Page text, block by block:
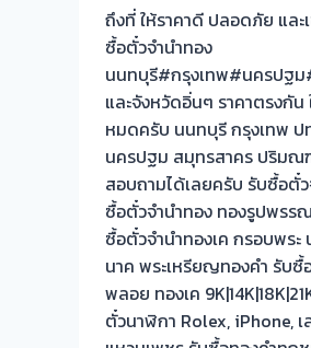
ถึงที่ ให้ราคาดี ปลอดภัย และ
ซื้อตั๋วจำนำทอง
นนทบุรี#กรุงเทพ#นครปฐ
และจังหวัดอิ่นๆ ราคาตรงกัน
หมดครับ นนทบุรี กรุงเทพ ป
นครปฐม สมุทรสาคร ปริมณ
สอบถามได้เลยครับ รับซื้อตั๋
ซื้อตั๋วจำนำทอง ทองรูปพรร
ซื้อตั๋วจำนำทองเค กรอบพระ
นาค พระเหรียญทองคำ รับซื้
พลอย ทองเค
ตั๋วนาฬิกา Rolex, iPhone,